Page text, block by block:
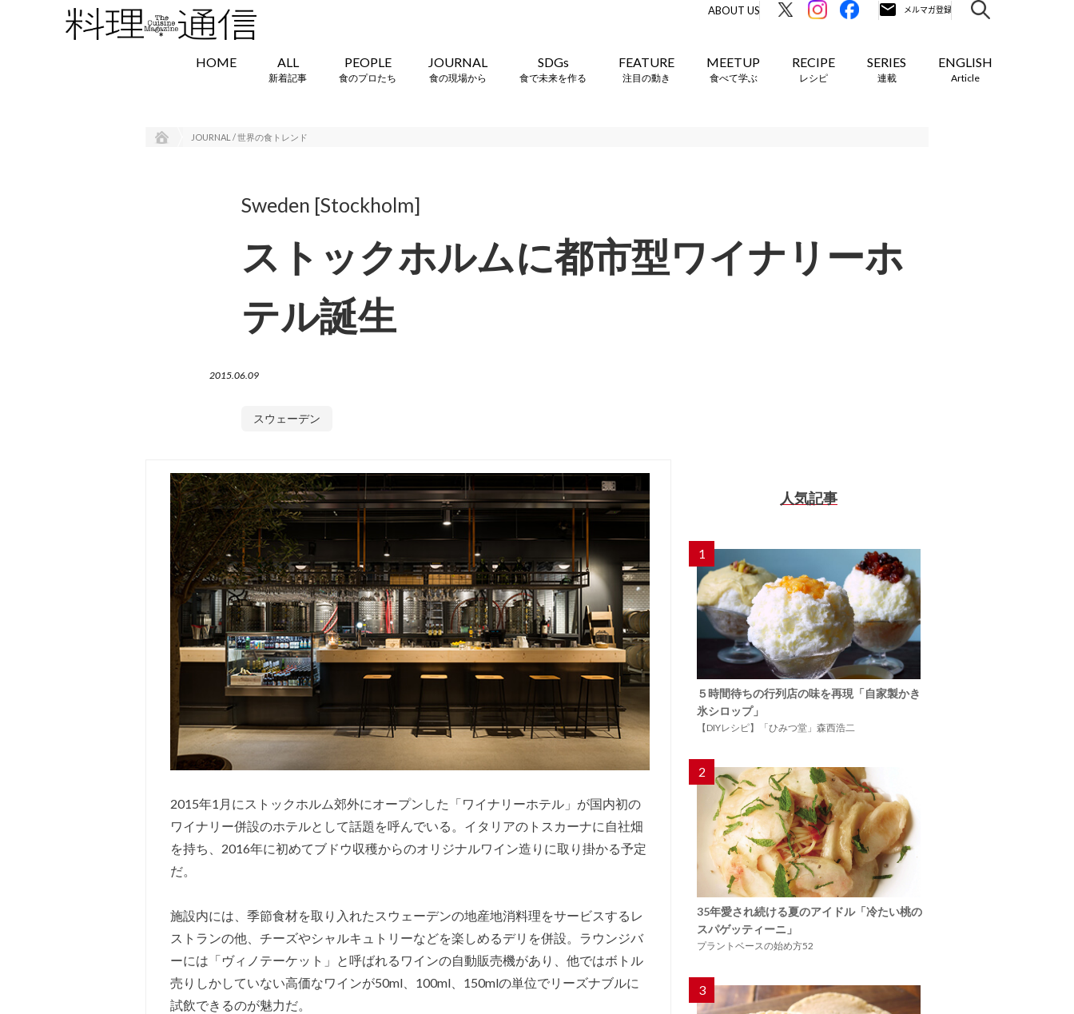
ABOUT US
HOME ALL
新着記事
PEOPLE
食のプロたち
JOURNAL
食の現場から
SDGs
食で未来を作る
FEATURE
注目の動き
MEETUP
食べて学ぶ
RECIPE
レシピ
SERIES
連載
ENGLISH
Article
JOURNAL / 世界の食トレンド
Sweden [Stockholm]
ストックホルムに都市型ワイナリーホ
テル誕生
2015.06.09
スウェーデン
2015年1月にストックホルム郊外にオープンした「ワイナリーホテル」が国内初の
ワイナリー併設のホテルとして話題を呼んでいる。イタリアのトスカーナに自社畑
を持ち、2016年に初めてブドウ収穫からのオリジナルワイン造りに取り掛かる予定
だ。
施設内には、季節食材を取り入れたスウェーデンの地産地消料理をサービスするレ
ストランの他、チーズやシャルキュトリーなどを楽しめるデリを併設。ラウンジバ
ーには「ヴィノテーケット」と呼ばれるワインの自動販売機があり、他ではボトル
売りしかしていない高価なワインが50ml、100ml、150mlの単位でリーズナブルに
試飲できるのが魅力だ。
人気記事
1
５時間待ちの行列店の味を再現「自家製かき
氷シロップ」
【DIYレシピ】「ひみつ堂」森西浩二
2
35年愛され続ける夏のアイドル「冷たい桃の
スパゲッティーニ」
プラントベースの始め方52
3